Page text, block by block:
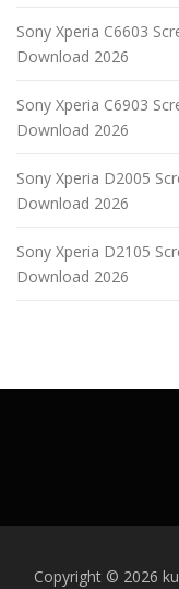
Sony Xperia C6603
Download 2026
Sony Xperia C6903
Download 2026
Sony Xperia D2005
Download 2026
Sony Xperia D2105
Download 2026
Copyright © 2026